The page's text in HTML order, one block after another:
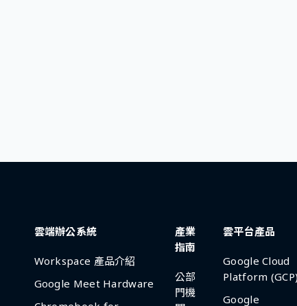
雲端辦公系統
Workspace 產品介紹
Google Meet Hardware
產業
指南
公部
門機
雲平台產品
Google Cloud
Platform (GCP)
Google